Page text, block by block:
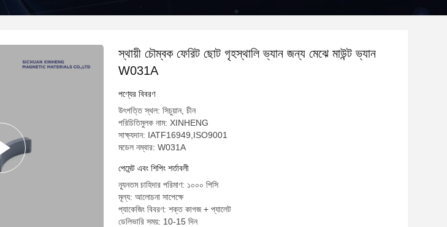
স্থায়ী চৌম্বক ফেরিট ছোট গৃহস্থালি ভ্যান জন্য মেঝে মাউন্ট ভ্যান
W031A
পণ্যের বিবরণ
উৎপত্তি স্থল: সিচুয়ান, চীন
পরিচিতিমুলক নাম: XINHENG
সাক্ষ্যদান: IATF16949,ISO9001
মডেল নম্বার: W031A
পেমেন্ট এবং শিপিং শর্তাবলী
ন্যূনতম চাহিদার পরিমাণ: ১০০০ পিসি
মূল্য: আলোচনা সাপেক্ষে
প্যাকেজিং বিবরণ: শক্ত কাগজ + প্যালেট
ডেলিভারি সময়: 10-15 দিন